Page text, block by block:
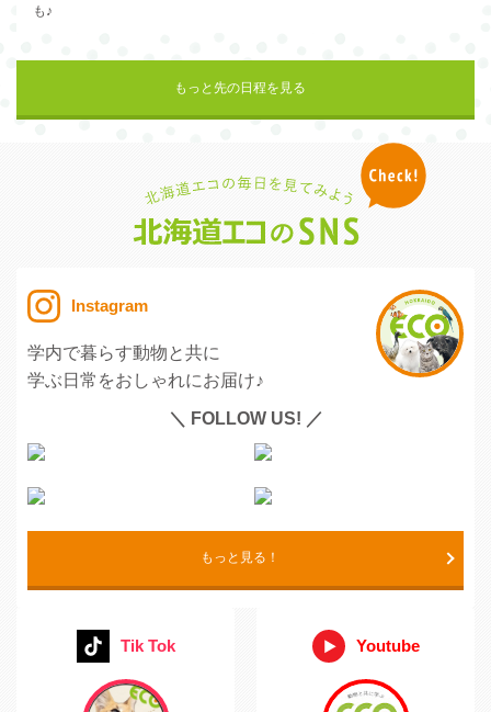
も♪
もっと先の日程を見る
Instagram
学内で暮らす動物と共に
学ぶ日常をおしゃれにお届け♪
＼ FOLLOW US! ／
もっと見る！
Tik Tok Youtube